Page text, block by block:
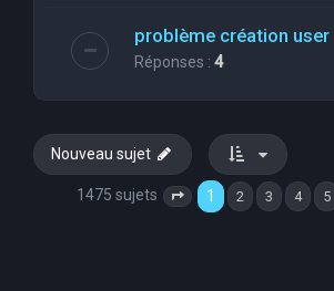
problème création user
Réponses : 4
Nouveau sujet
1475 sujets Page 1 sur59
1 2 3 4 5